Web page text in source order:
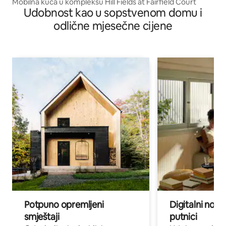
Udobnost kao u sopstvenom domu i
odlične mjesečne cijene
Potpuno opremljeni
smještaji
Digitalni
putnici